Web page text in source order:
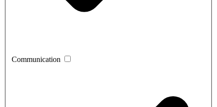
Communication